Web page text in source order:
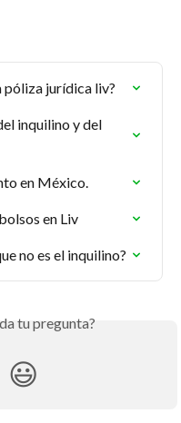
póliza jurídica liv?
inquilino y del
en México.
en Liv
no es el inquilino?
tu pregunta?
😃